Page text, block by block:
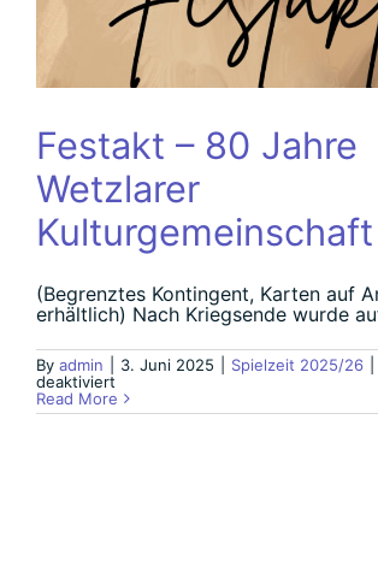
Partner und Sponsoren
Spenden
Kontakt
Festakt – 80 Jahre
Wetzlarer
Kulturgemeinschaft
(Begrenztes Kontingent, Karten auf
erhältlich) Nach Kriegsende wurde
By admin 3. Juni 2025 Spielzeit 2025/26
deaktiviert
Festakt
–
Read More